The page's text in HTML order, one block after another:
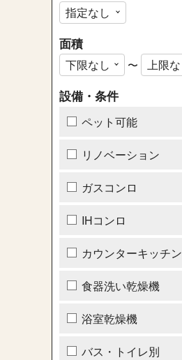
面積
〜
設備・条件
ペット可能
リノベーション
ガスコンロ
IHコンロ
カウンターキッチン
食器洗い乾燥機
浴室乾燥機
バス・トイレ別